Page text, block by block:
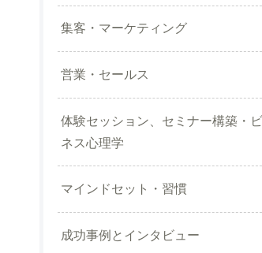
集客・マーケティング
営業・セールス
体験セッション、セミナー構築・
ネス心理学
マインドセット・習慣
成功事例とインタビュー